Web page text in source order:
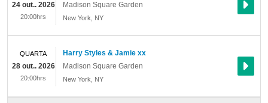
Madison Square Garden
New York NY
24 out.. 2026
20:00hrs
Harry Styles & Jamie xx
Madison Square Garden
New York NY
QUARTA
28 out.. 2026
20:00hrs